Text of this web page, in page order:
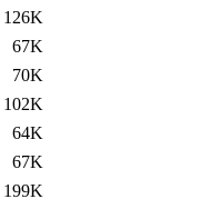
126K
67K
70K
102K
64K
67K
199K